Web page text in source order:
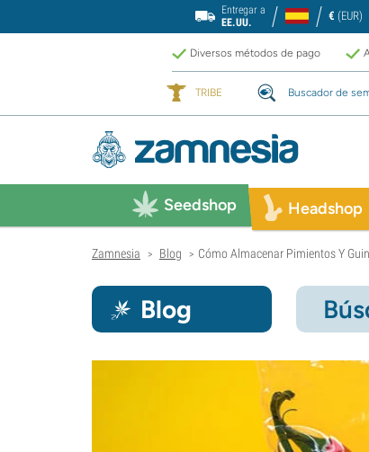
Entregar a
EE.UU.
€ (EUR)
Diversos métodos de pago
TRIBE Buscador de
Seedshop Headshop
Zamnesia > Blog > Cómo Almacenar Pimientos Y
Blog